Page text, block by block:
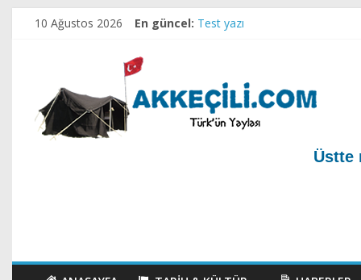
10 Ağustos 2026 En güncel: Test yazı
Ahirete Göçenler-1
Üstte